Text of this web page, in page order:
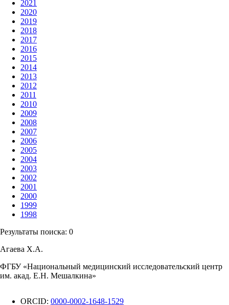
2021
2020
2019
2018
2017
2016
2015
2014
2013
2012
2011
2010
2009
2008
2007
2006
2005
2004
2003
2002
2001
2000
1999
1998
Результаты поиска: 0
Агаева Х.А.
ФГБУ «Национальный медицинский исследовательский центр
им. акад. Е.Н. Мешалкина»
ORCID: 0000-0002-1648-1529